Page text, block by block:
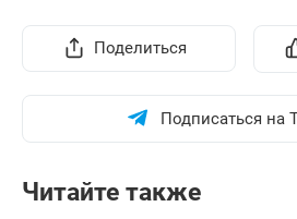
Поделиться
Подписаться на
Читайте также